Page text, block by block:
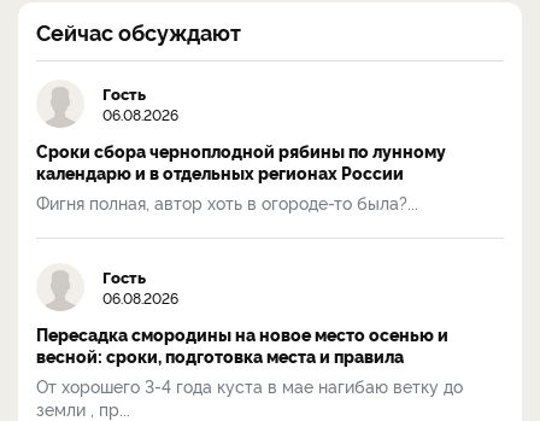
Сейчас обсуждают
Гость
06.08.2026
Сроки сбора черноплодной рябины по лунному
календарю и в отдельных регионах России
Фигня полная, автор хоть в огороде-то была?...
Гость
06.08.2026
Пересадка смородины на новое место осенью и
весной: сроки, подготовка места и правила
От хорошего 3-4 года куста в мае нагибаю ветку до
земли , пр...